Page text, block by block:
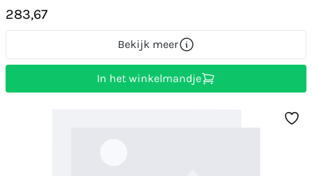
283,67
Bekijk meer
In het winkelmandje